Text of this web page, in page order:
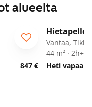
alueelta
847 €
ARA
Vantaa,
44 m² · 2h+kk
Heti vapaa